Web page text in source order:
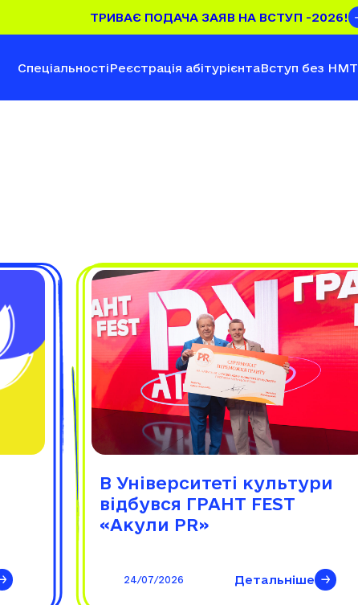
ТРИВАЄ ПОДАЧА ЗАЯВ НА ВСТУП -2026!
СпеціальностіРеєстрація абітурієнтаВступ без НМТ
В Університеті культури
відбувся ГРАНТ FEST
«Акули PR»
24/07/2026 Детальніше